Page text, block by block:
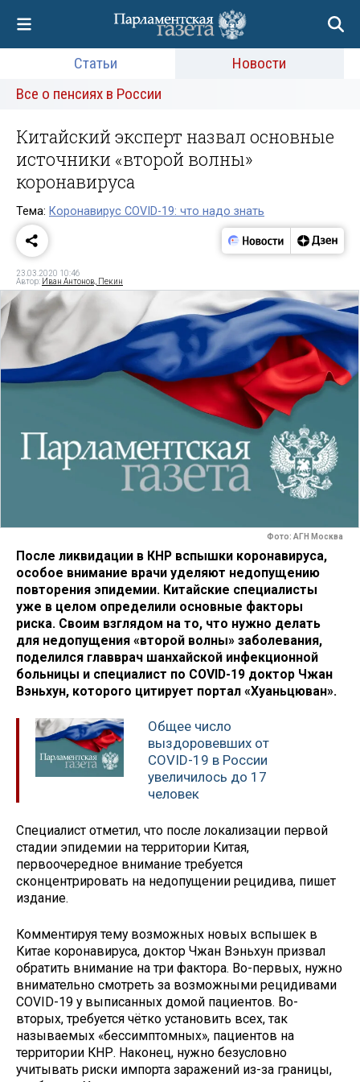
Статьи
Новости
Все о пенсиях в России
Китайский эксперт назвал основные
источники «второй волны»
коронавируса
Тема: Коронавирус COVID-19: что надо знать
23.03.2020 10:46
Автор: Иван Антонов, Пекин
Фото: АГН Москва
После ликвидации в КНР вспышки коронавируса,
особое внимание врачи уделяют недопущению
повторения эпидемии. Китайские специалисты
уже в целом определили основные факторы
риска. Своим взглядом на то, что нужно делать
для недопущения «второй волны» заболевания,
поделился главврач шанхайской инфекционной
больницы и специалист по COVID-19 доктор Чжан
Вэньхун, которого цитирует портал «Хуаньцюван».
Общее число
выздоровевших от
COVID-19 в России
увеличилось до 17
человек
Специалист отметил, что после локализации первой
стадии эпидемии на территории Китая,
первоочередное внимание требуется
сконцентрировать на недопущении рецидива, пишет
издание.
Комментируя тему возможных новых вспышек в
Китае коронавируса, доктор Чжан Вэньхун призвал
обратить внимание на три фактора. Во-первых, нужно
внимательно смотреть за возможными рецидивами
COVID-19 у выписанных домой пациентов. Во-
вторых, требуется чётко установить всех, так
называемых «бессимптомных», пациентов на
территории КНР. Наконец, нужно безусловно
учитывать риски импорта заражений из-за границы,